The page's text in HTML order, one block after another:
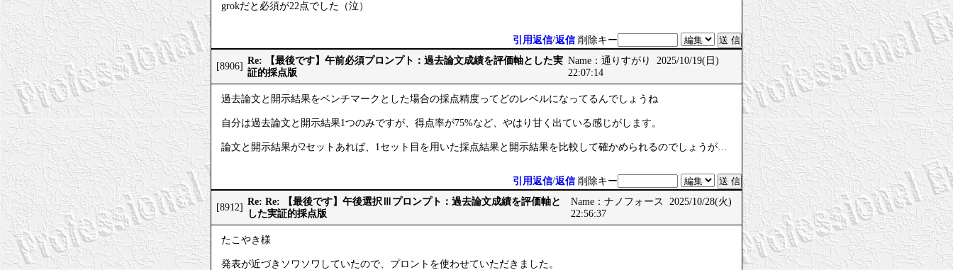
grokだと必須が22点でした（泣）
引用返信/返信 削除キー
[8906]
Re: 【最後です】午前必須プロンプト：過去論文成績を評価軸とした実
証的採点版
Name：通りすがり 2025/10/19(日)
22:07:14
過去論文と開示結果をベンチマークとした場合の採点精度ってどのレベルになってるんでしょうね
自分は過去論文と開示結果1つのみですが、得点率が75%など、やはり甘く出ている感じがします。
論文と開示結果が2セットあれば、1セット目を用いた採点結果と開示結果を比較して確かめられるのでしょうが…
引用返信/返信 削除キー
[8912]
Re: Re: 【最後です】午後選択Ⅲプロンプト：過去論文成績を評価軸と
した実証的採点版
Name：ナノフォース 2025/10/28(火)
22:56:37
たこやき様
発表が近づきソワソワしていたので、プロントを使わせていただきました。